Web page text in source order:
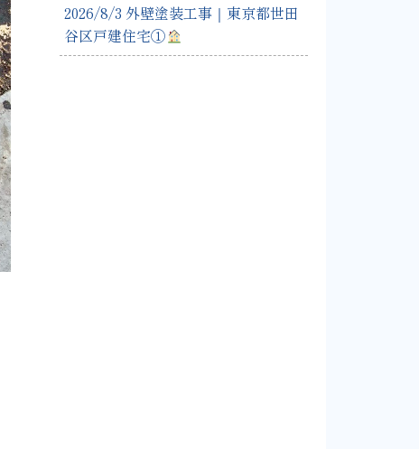
2026/8/3 外壁塗装工事｜東京都世田
谷区戸建住宅①